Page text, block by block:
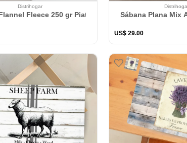
Distrihogar
Fleece 250 gr Piatto Verde Sábana Plana Mix
US$ 29.00